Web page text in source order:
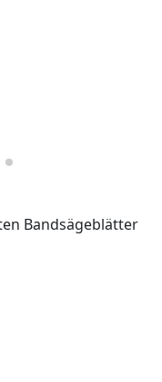
Bandsägeblätter